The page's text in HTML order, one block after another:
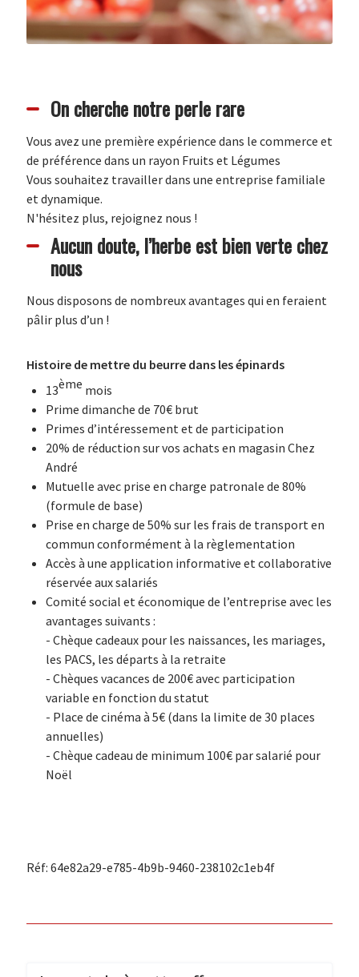
On cherche notre perle rare
Vous avez une première expérience dans le commerce et
de préférence dans un rayon Fruits et Légumes
Vous souhaitez travailler dans une entreprise familiale
et dynamique.
N'hésitez plus, rejoignez nous !
Aucun doute, l’herbe est bien verte chez
nous
Nous disposons de nombreux avantages qui en feraient
pâlir plus d’un !
Histoire de mettre du beurre dans les épinards
13ème mois
Prime dimanche de 70€ brut
Primes d’intéressement et de participation
20% de réduction sur vos achats en magasin Chez
André
Mutuelle avec prise en charge patronale de 80%
(formule de base)
Prise en charge de 50% sur les frais de transport en
commun conformément à la règlementation
Accès à une application informative et collaborative
réservée aux salariés
Comité social et économique de l’entreprise avec les
avantages suivants :
- Chèque cadeaux pour les naissances, les mariages,
les PACS, les départs à la retraite
- Chèques vacances de 200€ avec participation
variable en fonction du statut
- Place de cinéma à 5€ (dans la limite de 30 places
annuelles)
- Chèque cadeau de minimum 100€ par salarié pour
Noël
Réf: 64e82a29-e785-4b9b-9460-238102c1eb4f